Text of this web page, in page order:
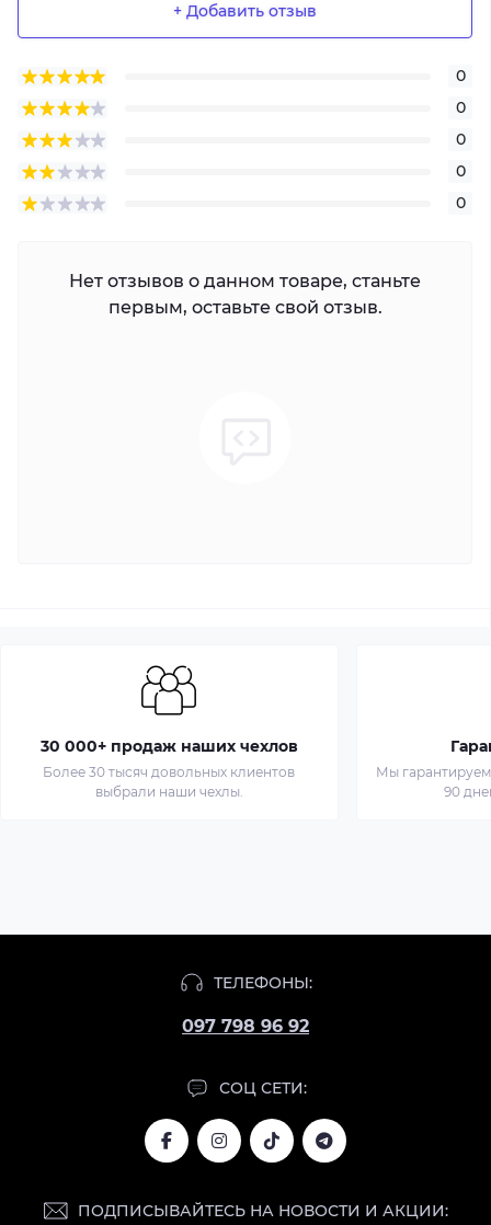
+ Добавить отзыв
0
0
0
0
0
Нет отзывов о данном товаре, станьте
первым, оставьте свой отзыв.
30 000+ продаж наших чехлов
Более 30 тысяч довольных клиентов
выбрали наши чехлы.
Мы гарантируем
90
ТЕЛЕФОНЫ:
097 798 96 92
СОЦ СЕТИ:
ПОДПИСЫВАЙТЕСЬ НА НОВОСТИ И АКЦИИ: